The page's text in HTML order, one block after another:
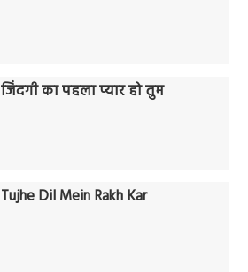
जिंदगी का पहला प्यार हो तुम
Tujhe Dil Mein Rakh Kar